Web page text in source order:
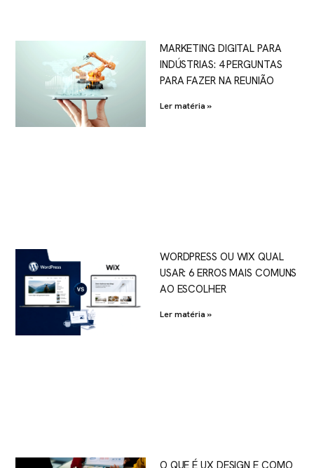
MARKETING DIGITAL PARA
INDÚSTRIAS: 4 PERGUNTAS
PARA FAZER NA REUNIÃO
Ler matéria »
WORDPRESS OU WIX QUAL
USAR: 6 ERROS MAIS COMUNS
AO ESCOLHER
Ler matéria »
O QUE É UX DESIGN E COMO